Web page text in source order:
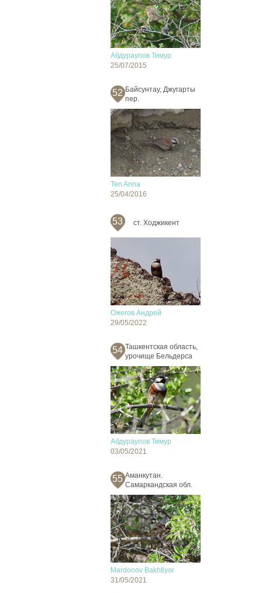
Абдураупов Тимур
25/07/2015
52 Байсунтау, Джугарты
пер.
Ten Anna
25/04/2016
53 ст. Ходжикент
Ожегов Андрей
29/05/2022
54 Ташкентская область,
урочище Бельдерса
Абдураупов Тимур
03/05/2021
55 Аманкутан.
Самаркандская обл.
Mardonov Bakhtiyor
31/05/2021